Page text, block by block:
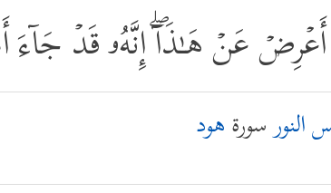
أَعۡرِضۡ عَنۡ هَـٰذَاۤۖ إِنَّهُۥ قَدۡ
النورسورةهود